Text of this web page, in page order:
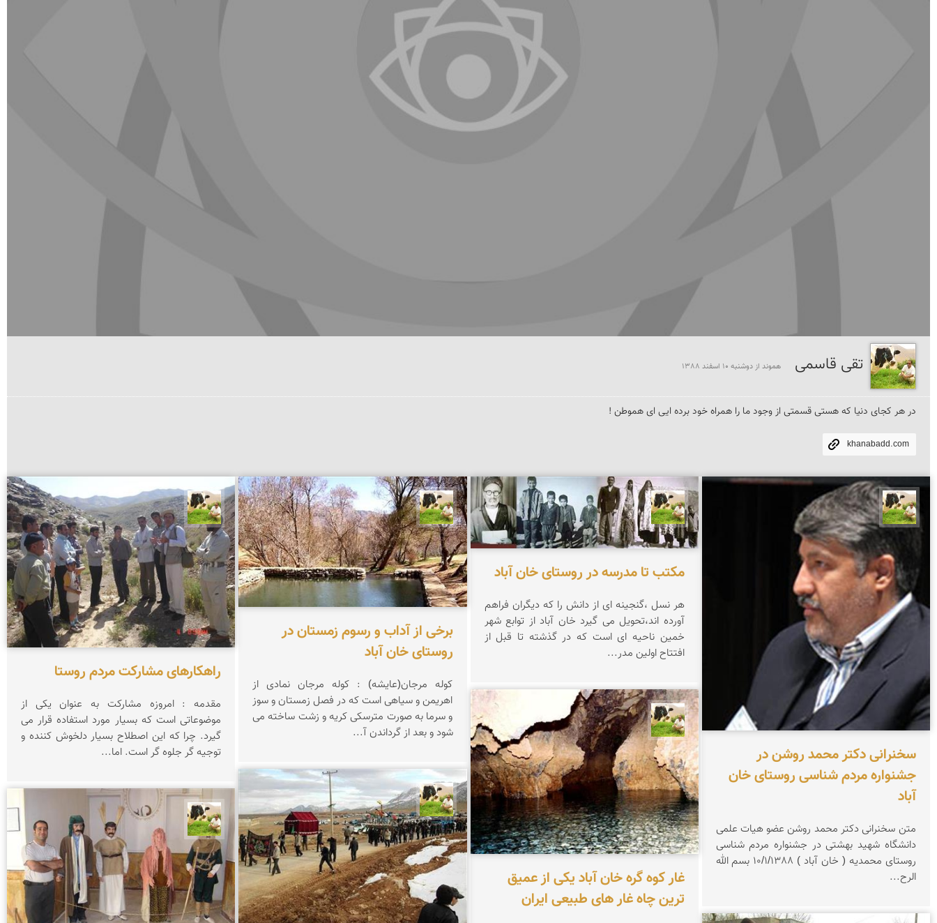
تقی قاسمی هموند از دوشنبه 10 اسفند 1388
در هر کجای دنیا که هستی قسمتی از وجود ما را همراه خود برده ایی ای هموطن !
khanabadd.com
تقی قاسمی
سخنرانی دکتر محمد روشن در
جشنواره مردم شناسی روستای خان
آباد
متن سخنرانی دكتر محمد روشن عضو هیات علمی
دانشگاه شهید بهشتی در جشنواره مردم شناسی
روستای محمدیه ( خان آباد ) 10/1/1388 بسم الله
الرح...
تقی قاسمی
مکتب تا مدرسه در روستای خان آباد
هر نسل ،گنجینه ای از دانش را که دیگران فراهم
آورده اند،تحویل می گیرد خان آباد از توابع شهر
خمین ناحیه ای است که در گذشته تا قبل از
افتتاح اولین مدر...
تقی قاسمی
غار کوه گره خان آباد یکی از عمیق
ترین چاه غار های طبیعی ایران
تقی قاسمی
برخی از آداب و رسوم زمستان در
روستای خان آباد
کوله مرجان(عایشه) : کوله مرجان نمادی از
اهریمن و سیاهی است که در فصل زمستان و سوز
و سرما به صورت مترسکی کریه و زشت ساخته می
شود و بعد از گرداندن آ...
تقی قاسمی
تقی قاسمی
راهکارهای مشارکت مردم روستا
مقدمه : امروزه مشارکت به عنوان یکی از
موضوعاتی است که بسیار مورد استفاده قرار می
گیرد. چرا که این اصطلاح بسیار دلخوش کننده و
توجیه گر جلوه گر است. اما...
تقی قاسمی